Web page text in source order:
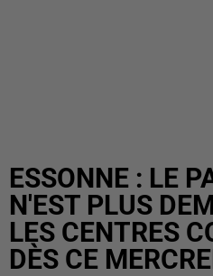
ESSONNE : LE
N'EST PLUS
LES CENTRES
DÈS CE